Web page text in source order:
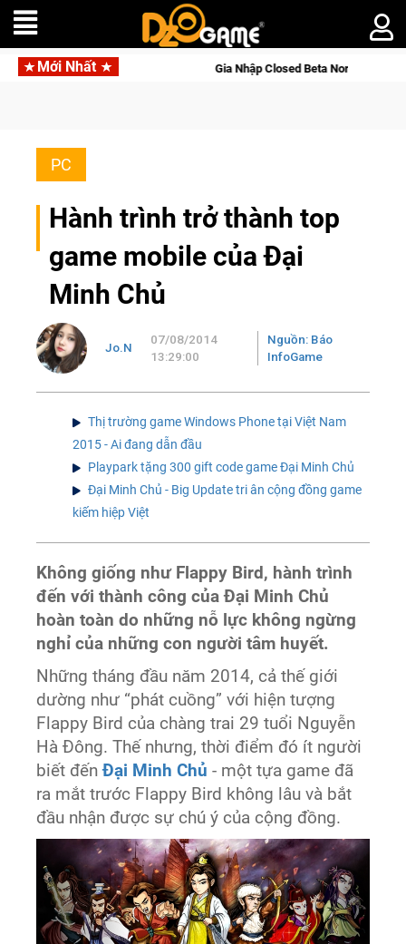
Mới NhấtGia Nhập Closed Beta Norse Saga: Cửu Giới Thức Tỉnh, Săn
PC
Hành trình trở thành top
game mobile của Đại
Minh Chủ
Jo.N
07/08/2014
13:29:00
Nguồn: Báo
InfoGame
Thị trường game Windows Phone tại Việt Nam
2015 - Ai đang dẫn đầu
Playpark tặng 300 gift code game Đại Minh Chủ
Đại Minh Chủ - Big Update tri ân cộng đồng game
kiếm hiệp Việt
Không giống như Flappy Bird, hành trình
đến với thành công của Đại Minh Chủ
hoàn toàn do những nỗ lực không ngừng
nghỉ của những con người tâm huyết.
Những tháng đầu năm 2014, cả thế giới
dường như “phát cuồng” với hiện tượng
Flappy Bird của chàng trai 29 tuổi Nguyễn
Hà Đông. Thế nhưng, thời điểm đó ít người
biết đếnĐại Minh Chủ - một tựa game đã
ra mắt trước Flappy Bird không lâu và bắt
đầu nhận được sự chú ý của cộng đồng.